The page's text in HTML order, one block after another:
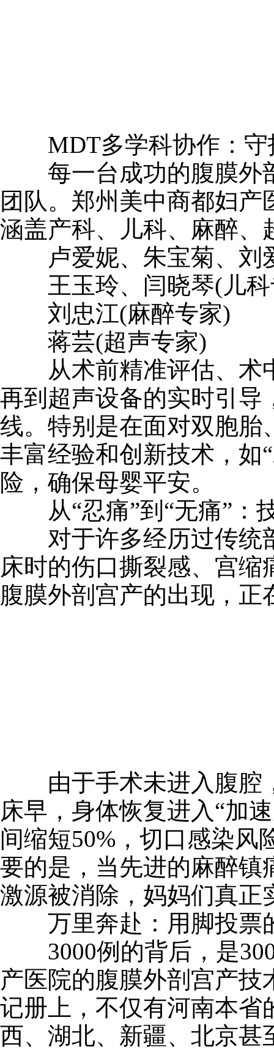
MDT多学科协作：守
每一台成功的腹膜外
团队。郑州美中商都妇
涵盖产科、儿科、麻醉、
卢爱妮、朱宝菊、刘
王玉玲、闫晓琴(儿科
刘忠江(麻醉专家)
蒋芸(超声专家)
从术前精准评估、术
再到超声设备的实时引导
线。特别是在面对双胞胎
丰富经验和创新技术，如
险，确保母婴平安。
从“忍痛”到“无痛”：
对于许多经历过传统
床时的伤口撕裂感、宫
腹膜外剖宫产的出现，正
由于手术未进入腹腔
床早，身体恢复进入“加
间缩短50%，切口感染风
要的是，当先进的麻醉镇
激源被消除，妈妈们真正
万里奔赴：用脚投票
3000例的背后，是
产医院的腹膜外剖宫产
记册上，不仅有河南本省
西、湖北、新疆、北京甚